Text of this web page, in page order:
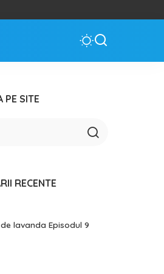
PE SITE
RECENTE
lavanda Episodul 9